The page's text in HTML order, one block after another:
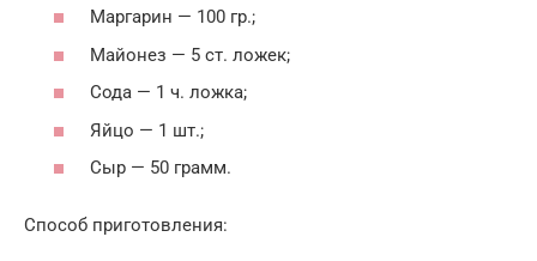
Маргарин — 100 гр.;
Майонез — 5 ст. ложек;
Сода — 1 ч. ложка;
Яйцо — 1 шт.;
Сыр — 50 грамм.
Способ приготовления: